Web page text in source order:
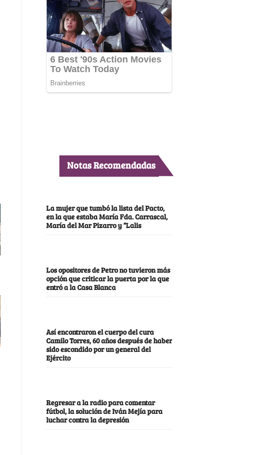
Notas Recomendadas
La mujer que tumbó la lista del Pacto,
en la que estaba María Fda. Carrascal,
María del Mar Pizarro y “Lalis
Los opositores de Petro no tuvieron más
opción que criticar la puerta por la que
entró a la Casa Blanca
Así encontraron el cuerpo del cura
Camilo Torres, 60 años después de haber
sido escondido por un general del
Ejército
Regresar a la radio para comentar
fútbol, la solución de Iván Mejía para
luchar contra la depresión